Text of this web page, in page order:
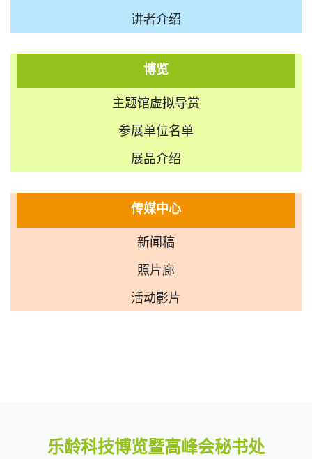
讲者介绍
博览
主题馆虚拟导赏
参展单位名单
展品介绍
传媒中心
新闻稿
照片廊
活动影片
乐龄科技博览暨高峰会秘书处